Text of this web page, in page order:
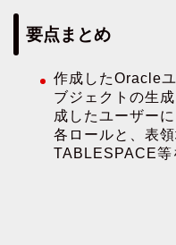
要点まとめ
作成したOracle
ブジェクトの生
成したユーザー
各ロールと、表
TABLESPACE等